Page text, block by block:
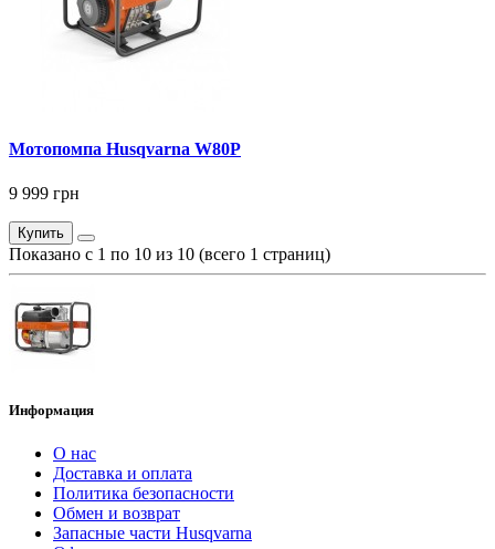
Мотопомпа Husqvarna W80P
9 999 грн
Купить
Показано с 1 по 10 из 10 (всего 1 страниц)
Информация
О нас
Доставка и оплата
Политика безопасности
Обмен и возврат
Запасные части Husqvarna